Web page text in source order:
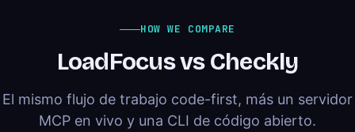
HOW WE COMPARE
LoadFocus vs Checkly
El mismo flujo de trabajo code-first, más un servidor
MCP en vivo y una CLI de código abierto.